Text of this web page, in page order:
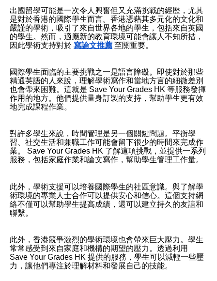
出國留學可能是一次令人興奮但又充滿挑戰的經歷，尤其
是對於香港的國際學生而言。香港憑藉其多元化的文化和
嚴謹的學術，吸引了來自世界各地的學生，包括來自英國
的學生。然而，適應新的教育環境可能會讓人不知所措，
因此學術支持對於寫論文推薦 至關重要。
國際學生面臨的主要挑戰之一是語言障礙。即使對於那些
精通英語的人來說，理解學術寫作和當地方言的細微差別
也會帶來困難。這就是 Save Your Grades HK 等服務發揮
作用的地方。他們提供量身訂製的支持，幫助學生更有效
地完成課程作業。
對許多學生來說，時間管理是另一個關鍵問題。平衡學
習、社交生活和兼職工作可能會留下很少的時間來完成作
業。 Save Your Grades HK 了解這項挑戰，並提供一系列
服務，包括家庭作業和論文寫作，幫助學生管理工作量。
此外，學術支援可以培養國際學生的社區意識。與了解學
術環境的專業人士合作可以提供安心和信心。這個支持網
絡不僅可以幫助學生提高成績，還可以建立持久的友誼和
聯繫。
此外，香港競爭激烈的學術環境也會帶來巨大壓力。學生
常常感受到來自家庭和機構的期望的壓力。透過利用
Save Your Grades HK 提供的服務，學生可以減輕一些壓
力，讓他們專注於理解材料和發展自己的技能。